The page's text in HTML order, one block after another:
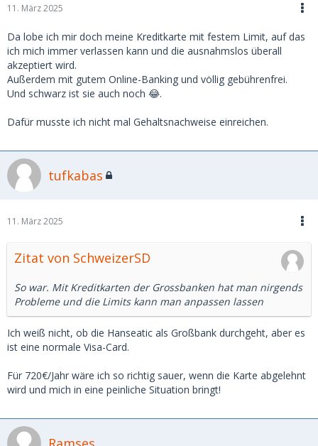
11. März 2025
Da lobe ich mir doch meine Kreditkarte mit festem Limit, auf das
ich mich immer verlassen kann und die ausnahmslos überall
akzeptiert wird.
Außerdem mit gutem Online-Banking und völlig gebührenfrei.
Und schwarz ist sie auch noch 😂.
Dafür musste ich nicht mal Gehaltsnachweise einreichen.
tufkabas
11. März 2025
Zitat von SchweizerSD
So war. Mit Kreditkarten der Grossbanken hat man nirgends
Probleme und die Limits kann man anpassen lassen
Ich weiß nicht, ob die Hanseatic als Großbank durchgeht, aber es
ist eine normale Visa-Card.
Für 720€/Jahr wäre ich so richtig sauer, wenn die Karte abgelehnt
wird und mich in eine peinliche Situation bringt!